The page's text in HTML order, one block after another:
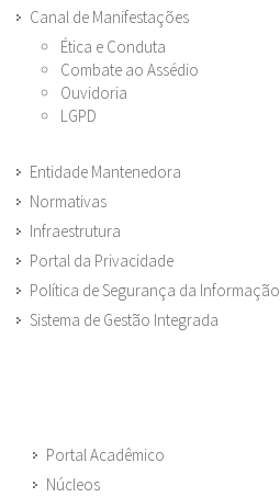
Canal de Manifestações
Ética e Conduta
Combate ao Assédio
Ouvidoria
LGPD
Entidade Mantenedora
Normativas
Infraestrutura
Portal da Privacidade
Política de Segurança da Informação
Sistema de Gestão Integrada
Portal Acadêmico
Núcleos